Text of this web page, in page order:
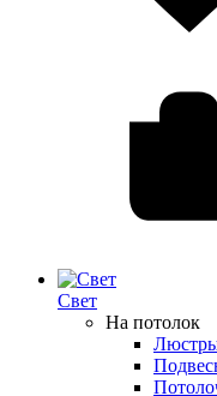
Свет
На потолок